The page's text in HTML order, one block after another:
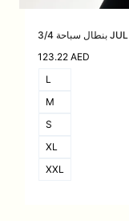
بنطال سباحة 3/4 JUL
123.22 AED
L
M
S
XL
XXL